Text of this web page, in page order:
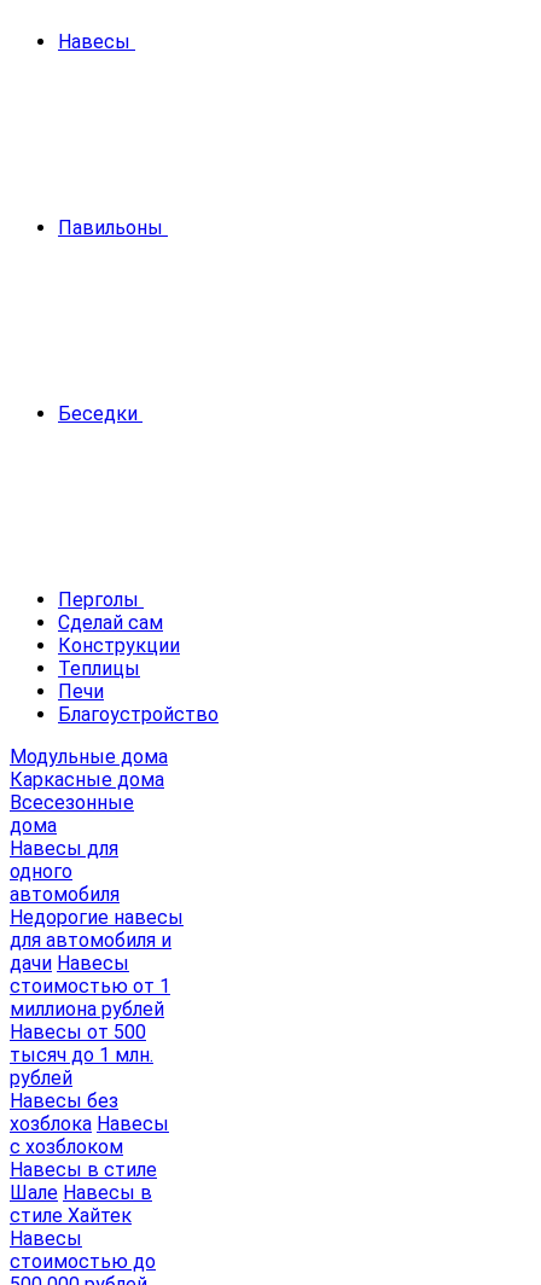
Навесы
Павильоны
Беседки
Перголы
Сделай сам
Конструкции
Теплицы
Печи
Благоустройство
Модульные дома
Каркасные дома
Всесезонные
дома
Навесы для
одного
автомобиля
Недорогие навесы
для автомобиля и
дачи Навесы
стоимостью от 1
миллиона рублей
Навесы от 500
тысяч до 1 млн.
рублей
Навесы без
хозблока Навесы
с хозблоком
Навесы в стиле
Шале Навесы в
стиле Хайтек
Навесы
стоимостью до